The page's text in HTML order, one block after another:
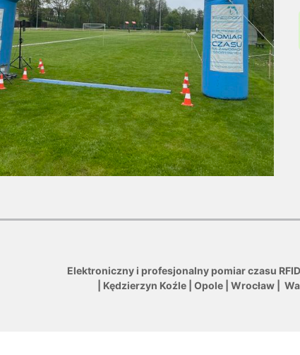
Elektroniczny i profesjonalny pomiar czasu
| Kędzierzyn Koźle | Opole | Wrocław |